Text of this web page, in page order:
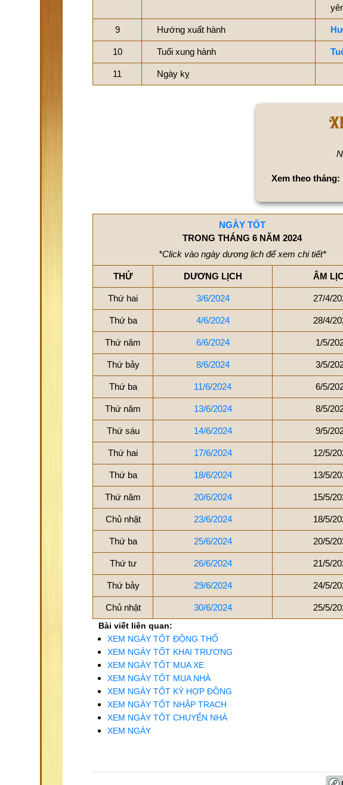
9 Hướng xuất hành
10 Tuổi xung hành
11 Ngày kỵ
Xem theo tháng:
NGÀY TỐT
TRONG THÁNG 6 NĂM 2024
*Click vào ngày dương lịch để xem chi tiết*
THỨ DƯƠNG LỊCH ÂM
Thứ hai 3/6/2024 27/4/
Thứ ba 4/6/2024 28/4/
Thứ năm 6/6/2024 1/5/
Thứ bảy 8/6/2024 3/5/
Thứ ba 11/6/2024 6/5/
Thứ năm 13/6/2024 8/5/
Thứ sáu 14/6/2024 9/5/
Thứ hai 17/6/2024 12/5/
Thứ ba 18/6/2024 13/5/
Thứ năm 20/6/2024 15/5/
Chủ nhật 23/6/2024 18/5/
Thứ ba 25/6/2024 20/5/
Thứ tư 26/6/2024 21/5/
Thứ bảy 29/6/2024 24/5/
Chủ nhật 30/6/2024 25/5/
Bài viết liên quan:
XEM NGÀY TỐT ĐỘNG THỔ
XEM NGÀY TỐT KHAI TRƯƠNG
XEM NGÀY TỐT MUA XE
XEM NGÀY TỐT MUA NHÀ
XEM NGÀY TỐT KÝ HỢP ĐỒNG
XEM NGÀY TỐT NHẬP TRẠCH
XEM NGÀY TỐT CHUYỂN NHÀ
XEM NGÀY